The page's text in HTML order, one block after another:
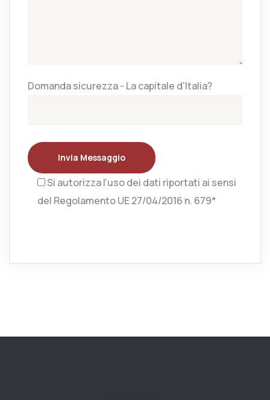
Domanda sicurezza - La capitale d'Italia?
Invia Messaggio
Si autorizza l’uso dei dati riportati ai sensi
del Regolamento UE 27/04/2016 n. 679*